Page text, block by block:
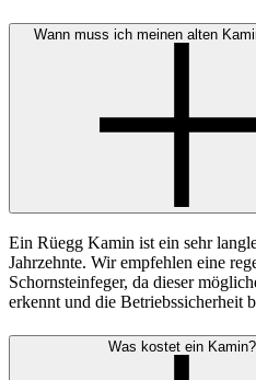
Wann muss ich meinen alten
Ein Rüegg Kamin ist ein sehr
Jahrzehnte. Wir empfehlen eine
Schornsteinfeger, da dieser
erkennt und die Betriebssicherheit
Was kostet ein Kamin?